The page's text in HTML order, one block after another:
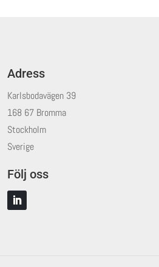
Adress
Karlsbodavägen 39
168 67 Bromma
Stockholm
Sverige
Följ oss